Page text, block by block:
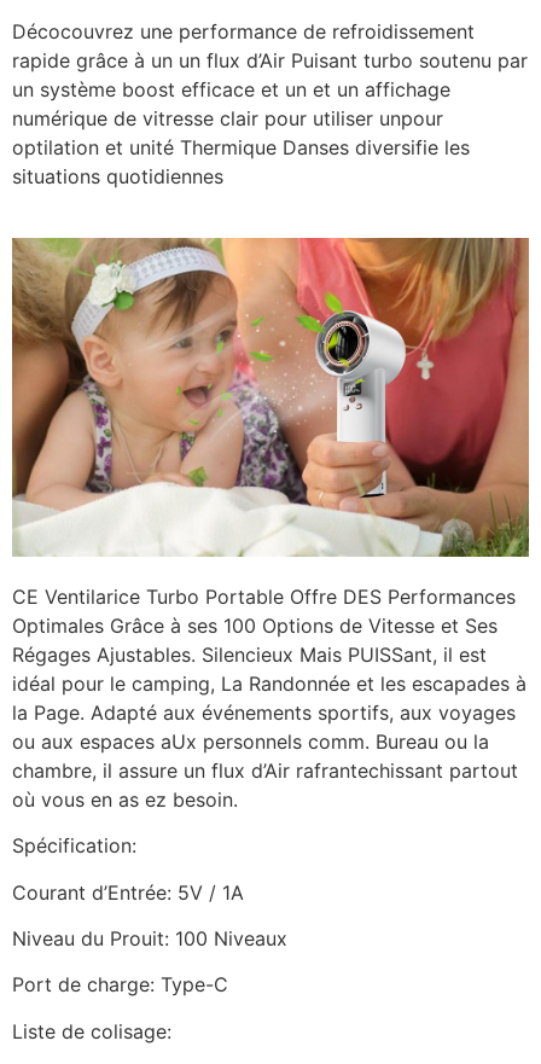
Décocouvrez une performance de refroidissement
rapide grâce à un un flux d’Air Puisant turbo soutenu par
un système boost efficace et un et un affichage
numérique de vitresse clair pour utiliser unpour
optilation et unité Thermique Danses diversifie les
situations quotidiennes
CE Ventilarice Turbo Portable Offre DES Performances
Optimales Grâce à ses 100 Options de Vitesse et Ses
Régages Ajustables. Silencieux Mais PUISSant, il est
idéal pour le camping, La Randonnée et les escapades à
la Page. Adapté aux événements sportifs, aux voyages
ou aux espaces aUx personnels comm. Bureau ou la
chambre, il assure un flux d’Air rafrantechissant partout
où vous en as ez besoin.
Spécification:
Courant d’Entrée: 5V / 1A
Niveau du Prouit: 100 Niveaux
Port de charge: Type-C
Liste de colisage: